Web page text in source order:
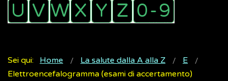
Sei qui: Home La salute dalla A alla Z
E
Elettroencefalogramma (esami di accertamento)